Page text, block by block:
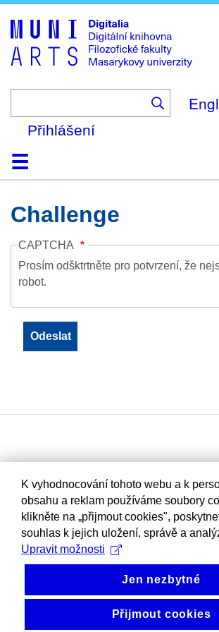
to
main
content
Přihlášení
DomůKolekce
Prohlížení
Vyhledávání
O platformě
Nápověda
KontaktDigitalia
Challenge
CAPTCHA
Prosím odšktrtněte pro potvrzení, že
robot.
K vyhodnocování tohoto webu a k
obsahu a reklam používáme soubory
klikněte na „přijmout cookies",
souhlas k jejich uložení, správě a
Upravit možnosti
Jen nezbytné
Přijmout cookies